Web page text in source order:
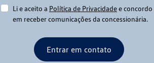
Li e aceito a Política de Privacidadee concordo
em receber comunicações da concessionária.
Entrar em contato